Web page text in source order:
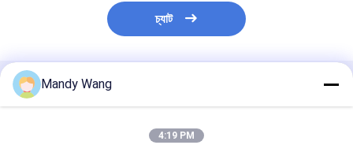
চ্যাট
প্রস্তাবিত পণ্য
Mandy Wang
4:19 PM